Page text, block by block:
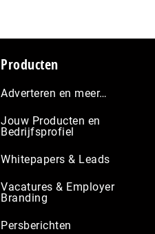
Producten
Adverteren en meer…
Jouw Producten en
Bedrijfsprofiel
Whitepapers & Leads
Vacatures & Employer
Branding
Persberichten